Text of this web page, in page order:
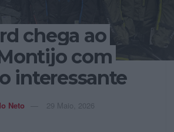
chega ao
com
interessante
Neto 29 Maio, 2026